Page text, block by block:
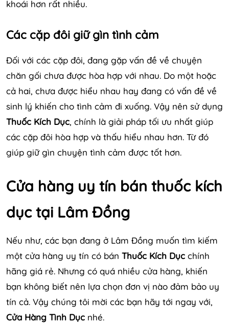
khoái hơn rất nhiều.
Các cặp đôi giữ gìn tình cảm
Đối với các cặp đôi, đang gặp vấn đề về chuyện
chăn gối chưa được hòa hợp với nhau. Do một hoặc
cả hai, chưa được hiểu nhau hay đang có vấn đề về
sinh lý khiến cho tình cảm đi xuống. Vậy nên sử dụng
Thuốc Kích Dục, chính là giải pháp tối ưu nhất giúp
các cặp đôi hòa hợp và thấu hiểu nhau hơn. Từ đó
giúp giữ gìn chuyện tình cảm được tốt hơn.
Cửa hàng uy tín bán thuốc kích
dục tại Lâm Đồng
Nếu như, các bạn đang ở Lâm Đồng muốn tìm kiếm
một cửa hàng uy tín có bán Thuốc Kích Dục chính
hãng giá rẻ. Nhưng có quá nhiều cửa hàng, khiến
bạn không biết nên lựa chọn đơn vị nào đảm bảo uy
tín cả. Vậy chúng tôi mời các bạn hãy tới ngay với,
Cửa Hàng Tình Dục nhé.